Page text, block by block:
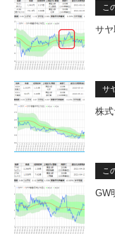
こ
サ
サ
株
こ
GW